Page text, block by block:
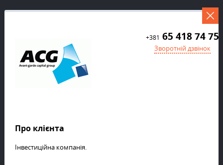
Про клієнта
Інвестиційна компанія.
+381 65 418 74 75
Зворотній дзвінок